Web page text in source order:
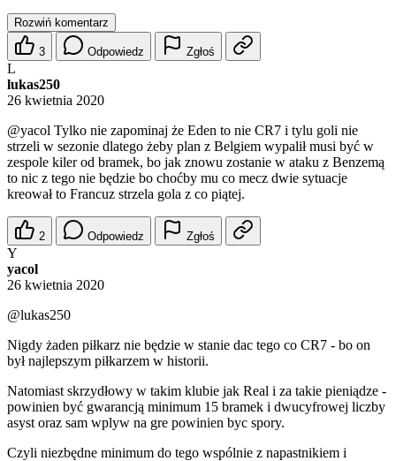
Rozwiń komentarz
3 Odpowiedz Zgłoś
L
lukas250
26 kwietnia 2020
@yacol Tylko nie zapominaj że Eden to nie CR7 i tylu goli nie
strzeli w sezonie dlatego żeby plan z Belgiem wypalił musi być w
zespole kiler od bramek, bo jak znowu zostanie w ataku z Benzemą
to nic z tego nie będzie bo choćby mu co mecz dwie sytuacje
kreował to Francuz strzela gola z co piątej.
2 Odpowiedz Zgłoś
Y
yacol
26 kwietnia 2020
@lukas250
Nigdy żaden piłkarz nie będzie w stanie dac tego co CR7 - bo on
był najlepszym piłkarzem w historii.
Natomiast skrzydłowy w takim klubie jak Real i za takie pieniądze -
powinien być gwarancją minimum 15 bramek i dwucyfrowej liczby
asyst oraz sam wplyw na gre powinien byc spory.
Czyli niezbędne minimum do tego wspólnie z napastnikiem i